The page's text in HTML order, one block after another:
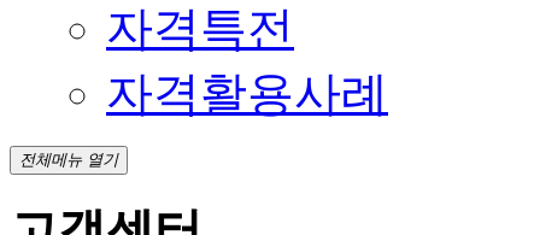
자격특전
자격활용사례
전체메뉴 열기